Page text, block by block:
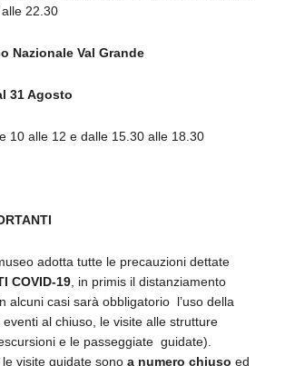
22.30
Nazionale Val Grande
31 Agosto
10 alle 12 e dalle 15.30 alle 18.30
adotta tutte le precauzioni dettate
COVID-19, in primis il distanziamento
alcuni casi sarà obbligatorio l’uso della
al chiuso, le visite alle strutture
e le passeggiate guidate).
le visite guidate sono a numero chiuso ed